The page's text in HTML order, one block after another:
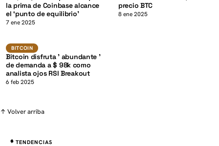
la prima de Coinbase alcance
el ‘punto de equilibrio’
7 ene 2025
precio BTC
8 ene 2025
BITCOIN BTC K
BITCOIN
Bitcoin disfruta ' abundante '
de demanda a $ 98k como
analista ojos RSI Breakout
6 feb 2025
↑ Volver arriba
TENDENCIAS